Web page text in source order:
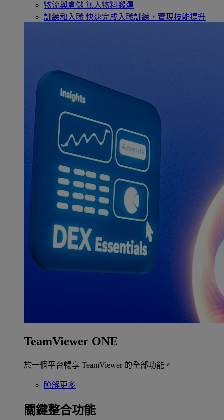
物流與倉儲 無人物料搬運
訓練和入職 快速完成入職訓練，實現技能提升
TeamViewer ONE
於一個平台暢享 TeamViewer 的全部功能。
瞭解更多
關鍵整合功能